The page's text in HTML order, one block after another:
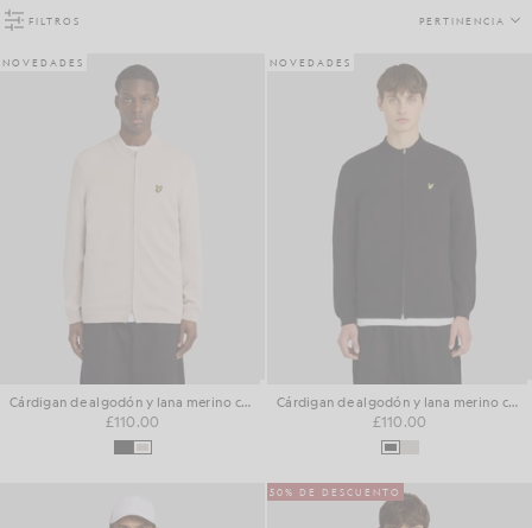
FILTROS PERTINENCIA
NOVEDADES
Cárdigan de algodón y lana merino con cremallera
£110.00
NOVEDADES
Cárdigan de algodón y lana merino con cremallera
£110.00
50% DE DESCUENTO